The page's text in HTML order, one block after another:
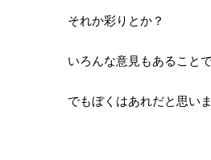
それか彩りとか？
いろんな意見もあること
でもぼくはあれだと思いま